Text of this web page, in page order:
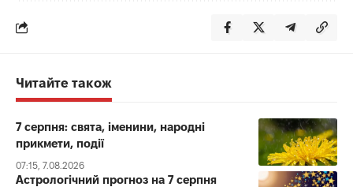
Читайте також
7 серпня: свята, іменини, народні
прикмети, події
07:15, 7.08.2026
Астрологічний прогноз на 7 серпня